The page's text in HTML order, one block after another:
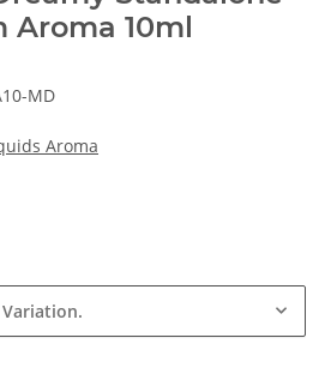
Aroma 10ml
MD
Aroma